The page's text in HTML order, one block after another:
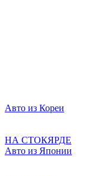
Авто из Кореи
НА СТОКЯРДЕ
Авто из Японии